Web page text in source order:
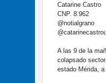
Catarine Castro
CNP. 8.962
@notialgrano
A las 9 de la
colapsado
estado Mérida,